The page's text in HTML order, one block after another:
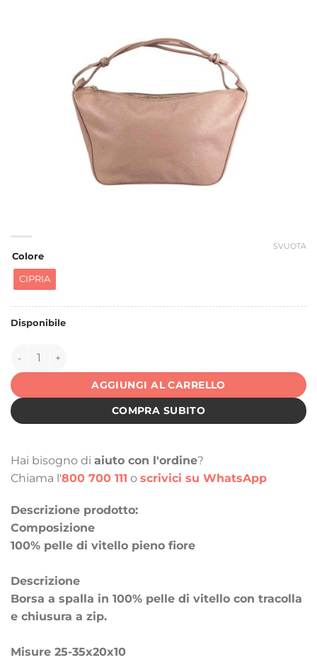
Colore
CIPRIA
SVUOTA
Disponibile
143626 quantità
AGGIUNGI AL CARRELLO
COMPRA SUBITO
Hai bisogno di aiuto con l'ordine?
Chiama l'800 700 111 o scrivici su WhatsApp
Descrizione prodotto:
Composizione
100% pelle di vitello pieno fiore
Descrizione
Borsa a spalla in 100% pelle di vitello con tracolla
e chiusura a zip.
Misure 25-35x20x10